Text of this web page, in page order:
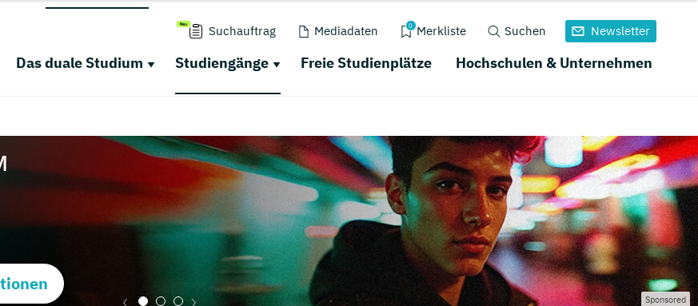
Suchauftrag Mediadaten 0 Merkliste Suchen Newsletter
Das duale Studium Studiengänge Freie Studienplätze Hochschulen & Unternehmen
Sponsored